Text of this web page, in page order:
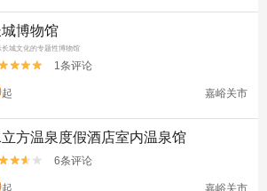
博物馆
长城文化的专题性博物馆
1条评论
起 嘉峪关市
立方温泉度假酒店室内温泉馆
6条评论
起 嘉峪关市